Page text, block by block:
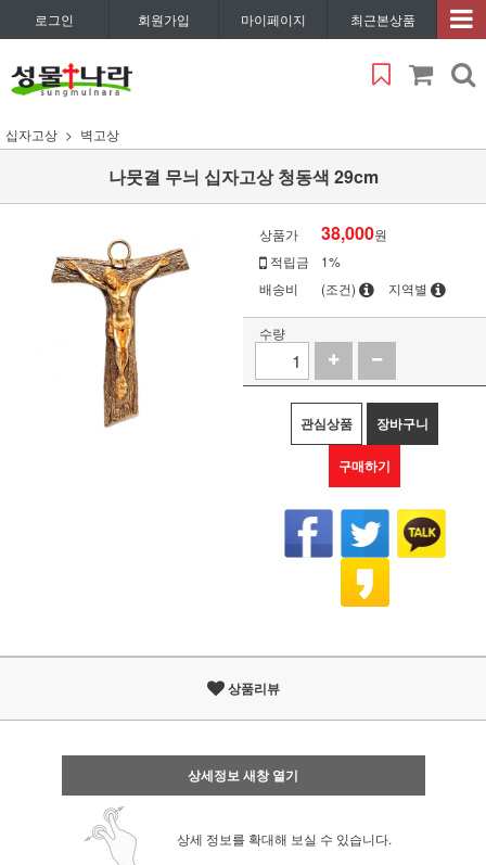
로그인 회원가입 마이페이지 최근본상품
십자고상 벽고상
나뭇결 무늬 십자고상 청동색 29cm
상품가 38,000원
적립금
1%
배송비
(조건) 지역별
수량
관심상품 장바구니
구매하기
상품리뷰
상세정보 새창 열기
상세 정보를 확대해 보실 수 있습니다.